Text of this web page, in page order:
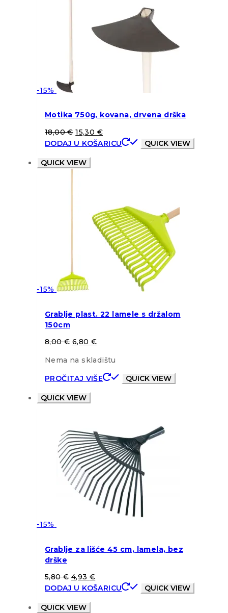
-15%
Motika 750g, kovana, drvena drška
18,00€ 15,30 €
DODAJ U KOŠARICU
QUICK VIEW
QUICK VIEW
-15%
Grablje plast. 22 lamele s držalom
150cm
8,00€ 6,80 €
Nema na skladištu
PROČITAJ VIŠE
QUICK VIEW
QUICK VIEW
-15%
Grablje za lišće 45 cm, lamela, bez
drške
5,80€ 4,93 €
DODAJ U KOŠARICU
QUICK VIEW
QUICK VIEW